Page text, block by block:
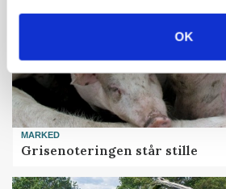
OK
MARKED
Grisenoteringen står stille